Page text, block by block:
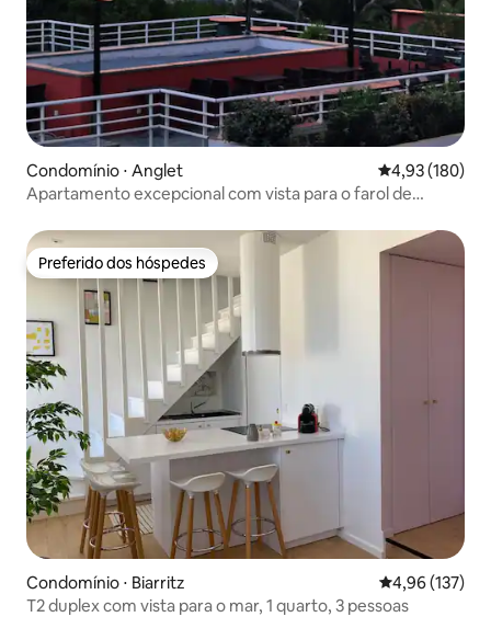
Condomínio ⋅ Anglet 4,93 de uma
4,93 (180)
Apartamento excepcional com vista para o farol de
Preferido dos hóspedes
Preferido dos hóspedes
Condomínio ⋅ Biarritz 4,96 de uma
4,96 (137)
T2 duplex com vista para o mar, 1 quarto, 3 pessoas